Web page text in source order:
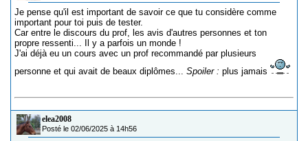
Je pense qu'il est important de savoir ce que tu considère comme
important pour toi puis de tester.
Car entre le discours du prof, les avis d'autres personnes et ton
propre ressenti... Il y a parfois un monde !
J'ai déjà eu un cours avec un prof recommandé par plusieurs
personne et qui avait de beaux diplômes... Spoiler : plus jamais
elea2008
Posté le 02/06/2025 à 14h56